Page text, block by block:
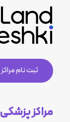
مراکز پزشکی
ثبت نام مراکز